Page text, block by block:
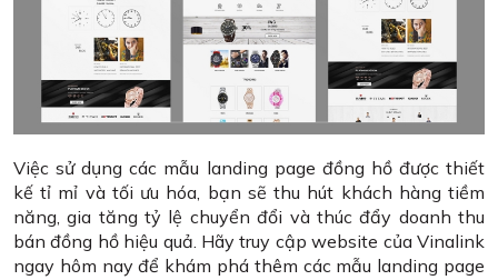
Việc sử dụng các mẫu landing page đồng hồ được thiết
kế tỉ mỉ và tối ưu hóa, bạn sẽ thu hút khách hàng tiềm
năng, gia tăng tỷ lệ chuyển đổi và thúc đẩy doanh thu
bán đồng hồ hiệu quả. Hãy truy cập website của Vinalink
ngay hôm nay để khám phá thêm các mẫu landing page